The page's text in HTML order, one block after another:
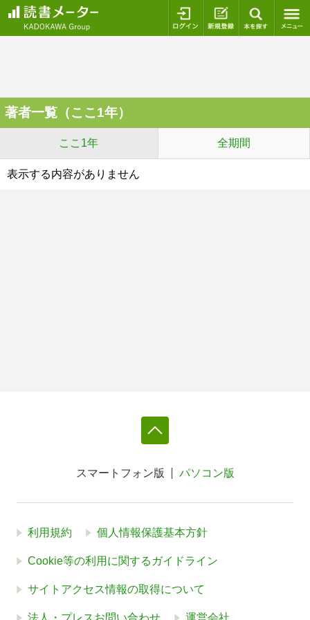
ログイン 新規登録
著者一覧（ここ1年）
ここ1年 全期間
表示する内容がありません
スマートフォン版 パソコン版
利用規約 個人情報保護基本方針
Cookie等の利用に関するガイドライン
サイトアクセス情報の取得について
法人・プレスお問い合わせ 運営会社